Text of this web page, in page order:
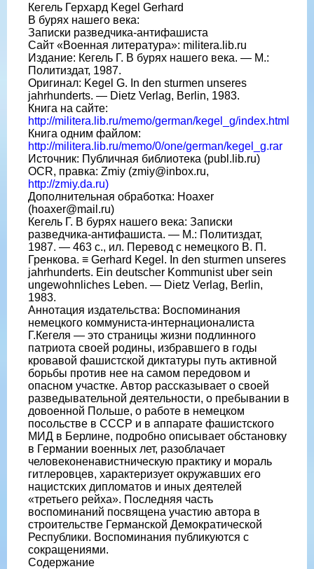
Кегель Герхард Kegel Gerhard
В бурях нашего века:
Записки разведчика-антифашиста
Сайт «Военная литература»: militera.lib.ru
Издание: Кегель Г. В бурях нашего века. — М.:
Политиздат, 1987.
Оригинал: Kegel G. In den sturmen unseres
jahrhunderts. — Dietz Verlag, Berlin, 1983.
Книга на сайте:
http://militera.lib.ru/memo/german/kegel_g/index.html
Книга одним файлом:
http://militera.lib.ru/memo/0/one/german/kegel_g.rar
Источник: Публичная библиотека (publ.lib.ru)
OCR, правка: Zmiy (zmiy@inbox.ru,
http://zmiy.da.ru)
Дополнительная обработка: Hoaxer
(hoaxer@mail.ru)
Кегель Г. В бурях нашего века: Записки
разведчика-антифашиста. — М.: Политиздат,
1987. — 463 с., ил. Перевод с немецкого В. П.
Гренкова. ≡ Gerhard Kegel. In den sturmen unseres
jahrhunderts. Ein deutscher Kommunist uber sein
ungewohnliches Leben. — Dietz Verlag, Berlin,
1983.
Аннотация издательства: Воспоминания
немецкого коммуниста-интернационалиста
Г.Кегеля — это страницы жизни подлинного
патриота своей родины, избравшего в годы
кровавой фашистской диктатуры путь активной
борьбы против нее на самом передовом и
опасном участке. Автор рассказывает о своей
разведывательной деятельности, о пребывании в
довоенной Польше, о работе в немецком
посольстве в СССР и в аппарате фашистского
МИД в Берлине, подробно описывает обстановку
в Германии военных лет, разоблачает
человеконенавистническую практику и мораль
гитлеровцев, характеризует окружавших его
нацистских дипломатов и иных деятелей
«третьего рейха». Последняя часть
воспоминаний посвящена участию автора в
строительстве Германской Демократической
Республики. Воспоминания публикуются с
сокращениями.
Содержание